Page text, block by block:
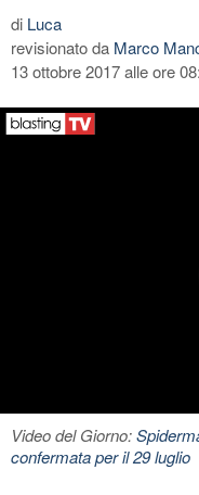
di Luca
revisionato da Marco
13 ottobre 2017 alle ore
Video del Giorno:
confermata per il 29 luglio